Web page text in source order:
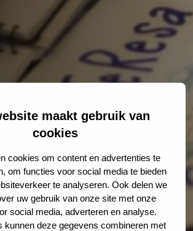
maakt gebruik van
cookies
cookies om content en advertenties te
om functies voor social media te bieden
te analyseren. Ook delen we
uw gebruik van onze site met onze
social media, adverteren en analyse.
kunnen deze gegevens combineren met